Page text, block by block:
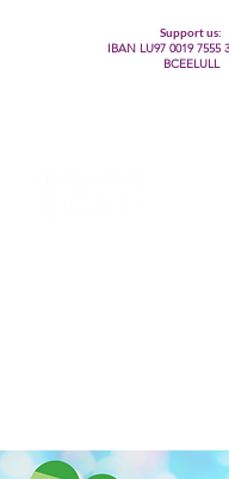
Support us:
IBAN LU97 0019 7555
BCEELULL